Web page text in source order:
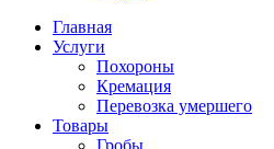
Главная
Услуги
Похороны
Кремация
Перевозка умершего
Товары
Гробы